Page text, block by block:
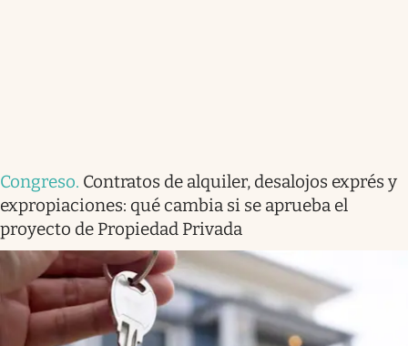
Congreso. Contratos de alquiler, desalojos exprés y
expropiaciones: qué cambia si se aprueba el
proyecto de Propiedad Privada